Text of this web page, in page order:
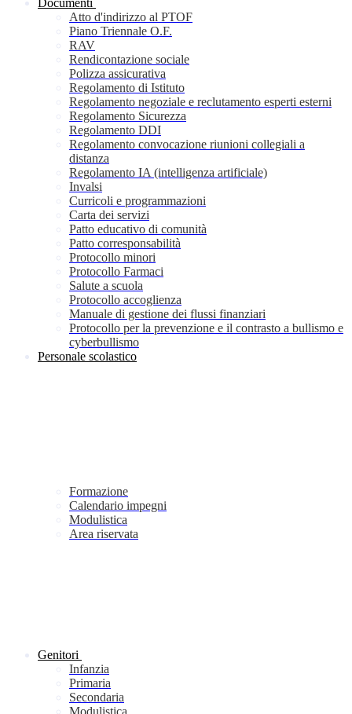
Documenti
Atto d'indirizzo al PTOF
Piano Triennale O.F.
RAV
Rendicontazione sociale
Polizza assicurativa
Regolamento di Istituto
Regolamento negoziale e reclutamento esperti esterni
Regolamento Sicurezza
Regolamento DDI
Regolamento convocazione riunioni collegiali a
distanza
Regolamento IA (intelligenza artificiale)
Invalsi
Curricoli e programmazioni
Carta dei servizi
Patto educativo di comunità
Patto corresponsabilità
Protocollo minori
Protocollo Farmaci
Salute a scuola
Protocollo accoglienza
Manuale di gestione dei flussi finanziari
Protocollo per la prevenzione e il contrasto a bullismo e
cyberbullismo
Personale scolastico
Formazione
Calendario impegni
Modulistica
Area riservata
Genitori
Infanzia
Primaria
Secondaria